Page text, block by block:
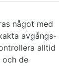
något med
avgångs-
alltid
och de